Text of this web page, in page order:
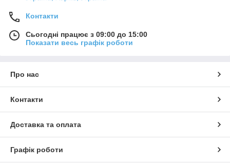
Контакти
Сьогодні працює з 09:00 до 15:00
Показати весь графік роботи
Про нас
Контакти
Доставка та оплата
Графік роботи